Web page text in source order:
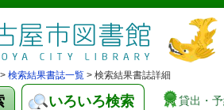
> 検索結果書誌一覧 > 検索結果書誌詳細
いろいろ検索 貸出・